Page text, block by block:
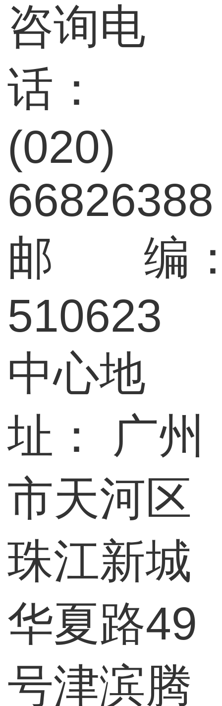
咨询电
话：
(020)
66826388
邮 编
510623
中心地
址：
广州
市天河区
珠江新城
华夏路49
号津滨腾